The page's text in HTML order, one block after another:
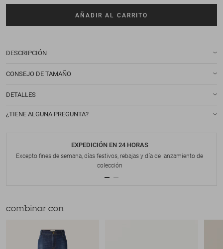
AÑADIR AL CARRITO
DESCRIPCIÓN
CONSEJO DE TAMAÑO
DETALLES
¿TIENE ALGUNA PREGUNTA?
EXPEDICIÓN EN 24 HORAS
Excepto fines de semana, días festivos, rebajas y día de lanzamiento de
colección
combinar con